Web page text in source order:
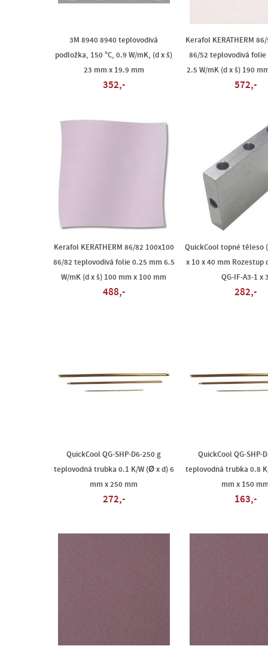
3M 8940 8940 teplovodivá
podložka, 150 °C, 0.9 W/mK, (d x š)
23 mm x 19.9 mm
352,-
Kerafol KERATHERM
86/52 teplovodivá folie
2.5 W/mK (d x š) 190
572,-
Kerafol KERATHERM 86/82 100x100
86/82 teplovodivá folie 0.25 mm 6.5
W/mK (d x š) 100 mm x 100 mm
488,-
QuickCool topné těleso
x 10 x 40 mm Rozestup
QG-IF-A3-1 x
282,-
QuickCool QG-SHP-D6-250 g
teplovodná trubka 0.1 K/W (Ø x d) 6
mm x 250 mm
272,-
QuickCool QG-SHP-
teplovodná trubka 0.8
mm x 150
163,-